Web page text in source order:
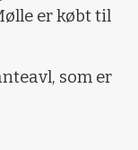
er købt til
som er